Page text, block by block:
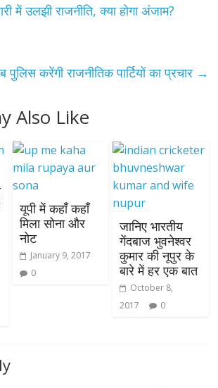
में उलझी राजनीति, क्या होगा अंजाम?
पुलिस करेंगी राजनीतिक पार्टियों का प्रचार →
Also Like
यूपी में कहाँ कहाँ
मिला सोना और
नोट
January 9, 2017
0
जानिए भारतीय
गेंदबाज भुवनेश्वर
कुमार की नूपुर के
बारे में हर एक बात
October 8,
2017
0